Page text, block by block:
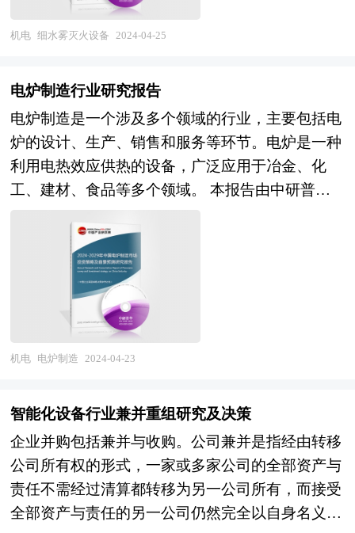
及前景作出审慎分析与预测。是深海养殖网箱企
业、学术科研单位、投资企业准确了解行业最新发
必备参考工具，极具参考价值！
源，降低火场温度，窒息燃烧，从而达到灭火的效
果。 报告对中国细水雾灭火设备行业的内外部环
竞争格局、标杆企业、发展趋势、机会风险、发展
细水雾灭火设备行业将面临的机遇与挑战。报告将
帮助细水雾灭火设备企业、学术科研单位、投资企
业准确了解细水雾灭火设备行业最新发展动向，及
早发现细水雾灭火设备行业市场的空白点，机会
点，增长点和盈利点……准确把握细水雾灭火设备
行业未被满足的市场需求和趋势，有效规避细水雾
灭火设备行业投资风险，更有效率地巩固或者拓展
相应的战略性目标市场，牢牢把握行业竞争的主动
权。形成企业良好的可持续发展优势。
机电 细水雾灭火设备 2024-04-25
电炉制造行业研究报告
电炉制造是一个涉及多个领域的行业，主要包括电
炉的设计、生产、销售和服务等环节。电炉是一种
利用电热效应供热的设备，广泛应用于冶金、化
工、建材、食品等多个领域。 本报告由中研普华
的资深专家和研究人员通过长期周密的市场调研，
参考国家统计局、国家商务部、国家发改委、国务
院发展研究中心、行业协会、中国行业研究网、全
国及海外专业研究机构提供的大量权威资料，并对
多位业内资深专家进行深入访谈的基础上，通过与
国际同步的市场研究工具、理论和模型撰写而成。
全面而准确地为您从行业的整体高度来架构分析体
场走向和发展趋势。 本报告专业！权威！报告根
中国电炉制造行业的内外部环境、行业发展现状、
产业链发展状况、市场供需、竞争格局、标杆企
业、发展趋势、机会风险、发展策略与投资建议等
进行了分析，并重点分析了我国电炉制造行业将面
机电 电炉制造 2024-04-23
智能化设备行业兼并重组研究及决策
企业并购包括兼并与收购。公司兼并是指经由转移
公司所有权的形式，一家或多家公司的全部资产与
责任不需经过清算都转移为另一公司所有，而接受
全部资产与责任的另一公司仍然完全以自身名义继